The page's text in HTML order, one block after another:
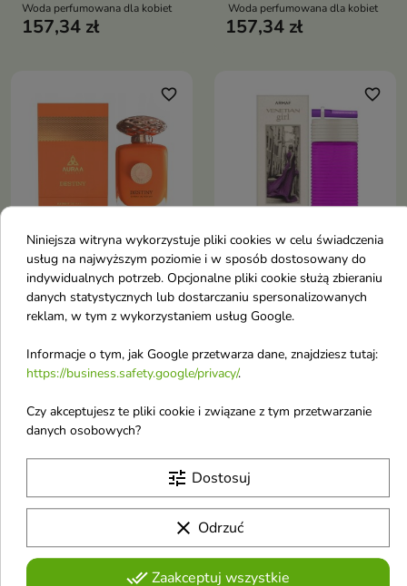
Woda perfumowana dla kobiet
157,34 zł
Woda perfumowana dla kobiet
157,34 zł
favorite_border
Auraa Desire Cedar
Destiny Woda
perfumowana dla
Woda perfumowana dla kobiet
133,38 zł
favorite_border
Armaf Venetian Girl
from Venice with Love
Woda perfumowana
Woda perfumowana dla kobiet
84,18 zł

Niniejsza witryna wykorzystuje pliki cookies w celu świadczenia
usług na najwyższym poziomie i w sposób dostosowany do
indywidualnych potrzeb. Opcjonalne pliki cookie służą zbieraniu
danych statystycznych lub dostarczaniu spersonalizowanych
reklam, w tym z wykorzystaniem usług Google.
Informacje o tym, jak Google przetwarza dane, znajdziesz tutaj:
https://business.safety.google/privacy/.
Czy akceptujesz te pliki cookie i związane z tym przetwarzanie
danych osobowych?
tune Dostosuj
clear Odrzuć
done_allZaakceptuj wszystkie